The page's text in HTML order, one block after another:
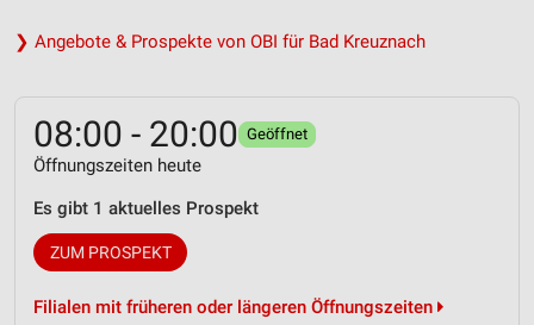
❯ Angebote & Prospekte von OBI für Bad Kreuznach
08:00 - 20:00 Geöffnet
Öffnungszeiten heute
Es gibt 1 aktuelles Prospekt
ZUM PROSPEKT
Filialen mit früheren oder längeren Öffnungszeiten